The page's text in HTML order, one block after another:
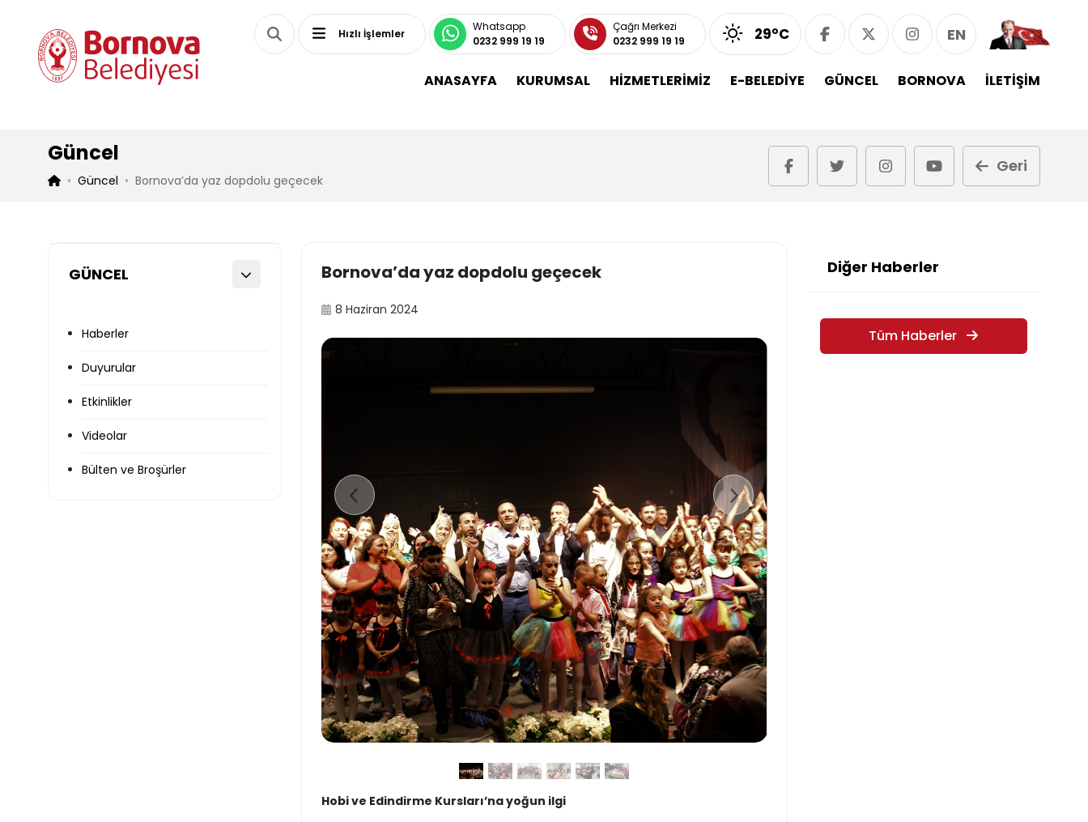
Hızlı İşlemler
Whatsapp
0232 999 19 19
Çağrı Merkezi
0232 999 19 19
29°C EN
ANASAYFA KURUMSAL HİZMETLERİMİZ E-BELEDİYE GÜNCEL BORNOVA İLETİŞİM
Güncel
Güncel Bornova’da yaz dopdolu geçecek
Geri
GÜNCEL
Haberler
Duyurular
Etkinlikler
Videolar
Bülten ve Broşürler
Bornova’da yaz dopdolu geçecek
8 Haziran 2024
Hobi ve Edindirme Kursları’na yoğun ilgi
Diğer Haberler
Tüm Haberler